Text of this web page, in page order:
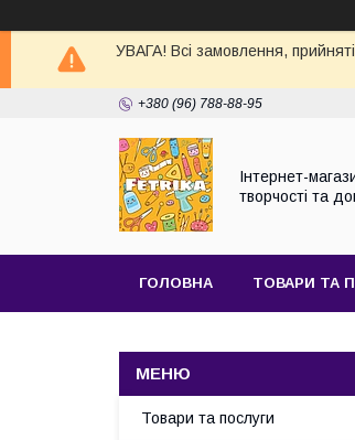
УВАГА! Всі замовлення,
+380 (96) 788-88-95
Інтернет-
творчості та
ГОЛОВНА ТОВАРИ ТА
Товари та послуги